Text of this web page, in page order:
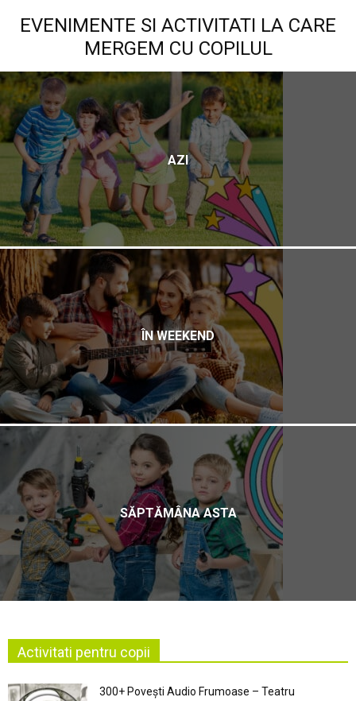
EVENIMENTE SI ACTIVITATI LA CARE
MERGEM CU COPILUL
AZI
ÎN WEEKEND
SĂPTĂMÂNA ASTA
Activitati pentru copii
300+ Povești Audio Frumoase – Teatru